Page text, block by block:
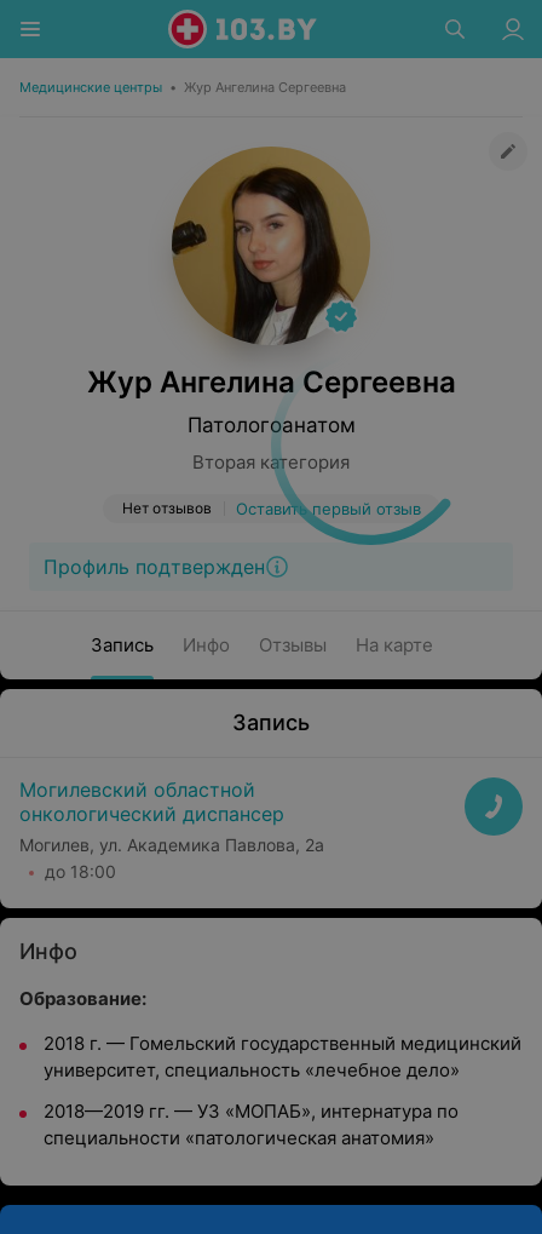
Медицинские центры • Жур Ангелина Сергеевна
Жур Ангелина Сергеевна
Патологоанатом
Вторая категория
Нет отзывов Оставить первый отзыв
Профиль подтвержден
Запись Инфо Отзывы На карте
Запись
Могилевский областной
онкологический диспансер
Могилев, ул. Академика Павлова, 2а
до 18:00
Инфо
Образование:
2018 г. — Гомельский государственный медицинский
университет, специальность «лечебное дело»
2018—2019 гг. — УЗ «МОПАБ», интернатура по
специальности «патологическая анатомия»